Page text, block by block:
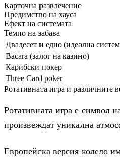
Карточна развлечение
Предимство на хауса
Ефект на системата
Темпо на забава
Двадесет и едно (идеална
Bacara (залог на казино)
Карибски покер
Three Card poker
Ротативната игра и различните
Ротативната игра е символ
произвеждат уникална
Европейска версия колело